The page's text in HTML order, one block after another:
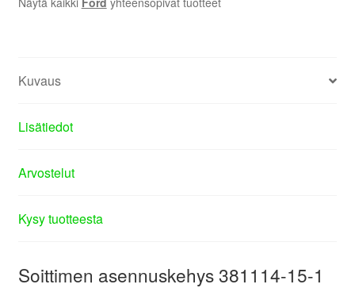
Kuvaus
Lisätiedot
Arvostelut
Kysy tuotteesta
Soittimen asennuskehys 381114-15-1